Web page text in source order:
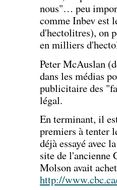
nous"… peu
comme Inbev est
d'hectolitres), on
en milliers
Peter McAuslan
dans les médias
publicitaire des
légal.
En terminant, il
premiers à tenter
déjà essayé avec
site de l'ancienne
Molson avait
http://